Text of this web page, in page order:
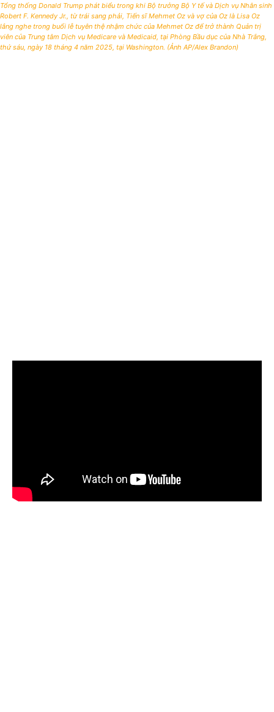
Tổng thống Donald Trump phát biểu trong khi Bộ trưởng Bộ Y tế và Dịch vụ Nhân sinh
Robert F. Kennedy Jr., từ trái sang phải, Tiến sĩ Mehmet Oz và vợ của Oz là Lisa Oz
lắng nghe trong buổi lễ tuyên thệ nhậm chức của Mehmet Oz để trở thành Quản trị
viên của Trung tâm Dịch vụ Medicare và Medicaid, tại Phòng Bầu dục của Nhà Trắng,
thứ sáu, ngày 18 tháng 4 năm 2025, tại Washington. (Ảnh AP/Alex Brandon)